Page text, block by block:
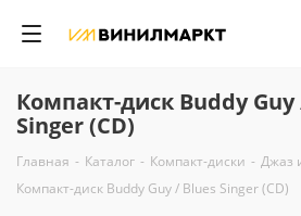
Компакт-диск Buddy Guy
Singer (CD)
Главная - Каталог - Компакт-диски - Джаз
Компакт-диск Buddy Guy / Blues Singer (CD)